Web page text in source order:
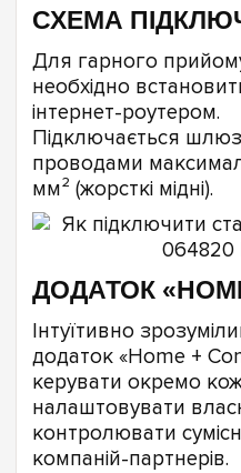
СХЕМА
Для гарного
необхідно
інтернет-роутером.
Підключається
проводами
мм² (жорсткі мідні).
ДОДАТОК
Інтуїтивно
додаток «Home +
керувати окремо
налаштовувати
контролювати
компаній-партнерів.